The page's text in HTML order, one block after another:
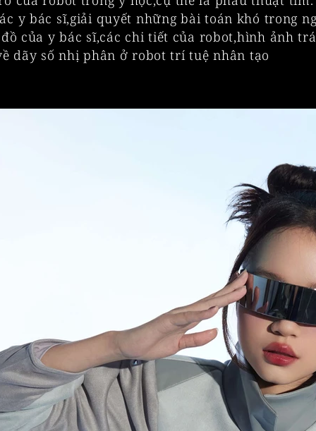
y bác sĩ,giải quyết những bài toán khó trong
của y bác sĩ,các chi tiết của robot,hình ảnh
dãy số nhị phân ở robot trí tuệ nhân tạo